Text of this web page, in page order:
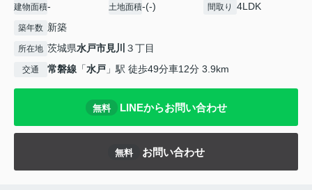
建物面積- 土地面積-(-) 間取り 4LDK
築年数 新築
所在地 茨城県水戸市見川 ３丁目
交通 常磐線 「水戸 」駅 徒歩49分車12分 3.9km
無料 LINEからお問い合わせ
無料 お問い合わせ